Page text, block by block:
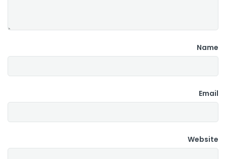
Name
Email
Website